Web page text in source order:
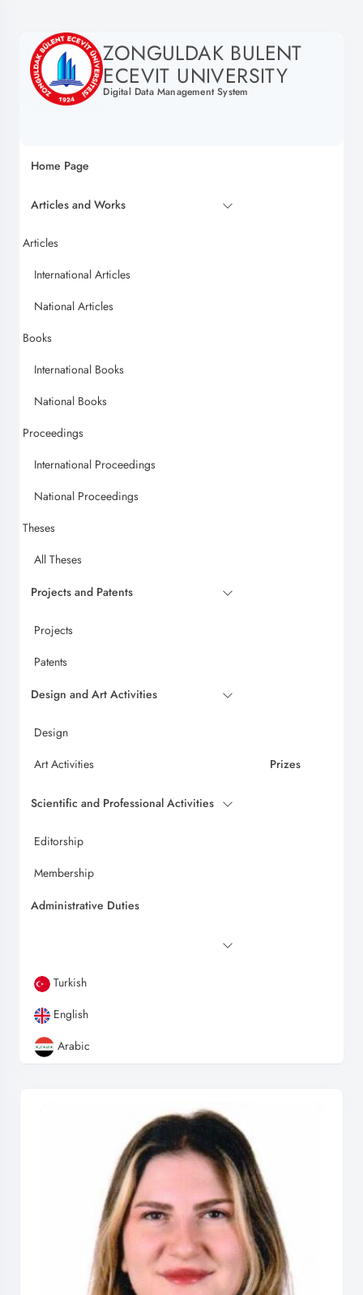
ZONGULDAK BULENT
ECEVIT UNIVERSITY
Digital Data Management System
Home Page
Articles and Works
Articles
International Articles
National Articles
Books
International Books
National Books
Proceedings
International Proceedings
National Proceedings
Theses
All Theses
Projects and Patents
Projects
Patents
Design and Art Activities
Design
Art Activities
Prizes
Scientific and Professional Activities
Editorship
Membership
Administrative Duties
Turkish
English
Arabic